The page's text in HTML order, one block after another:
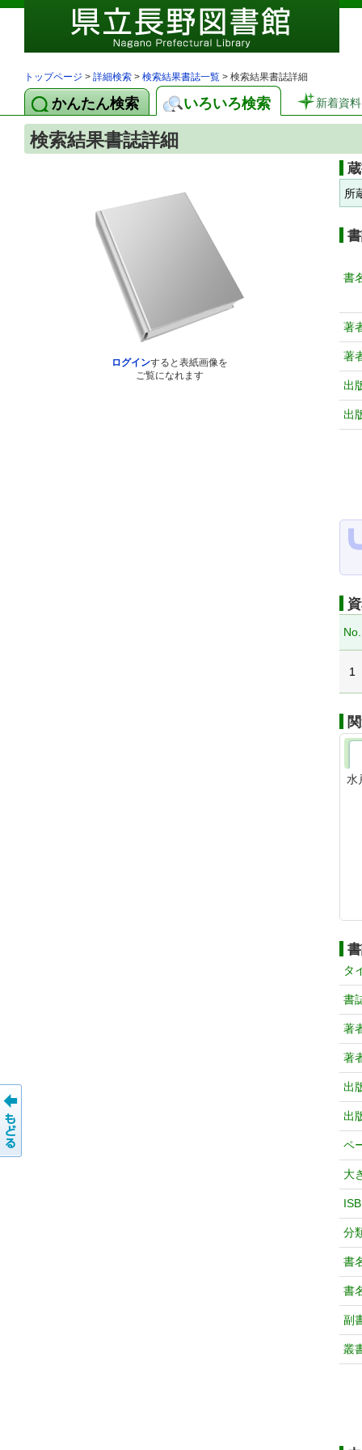
トップページ > 詳細検索 > 検索結果書誌一覧 > 検索結果書誌詳細
かんたん検索 いろいろ検索 新着資料
検索結果書誌詳細
ログインすると表紙画像を
ご覧になれます
所
書
著
著
出
出
No.
1
水
タ
書
著
著
出
出
ペ
大
分
書
書
副
叢